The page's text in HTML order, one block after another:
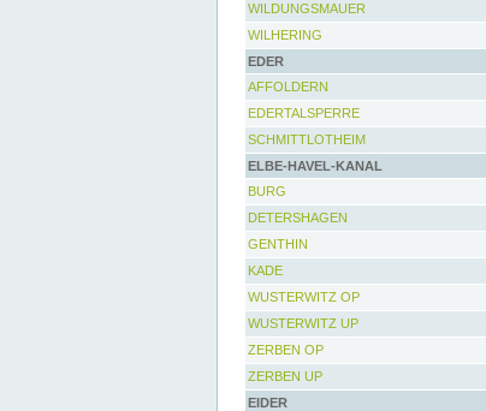
WILDUNGSMAUER
WILHERING
EDER
AFFOLDERN
EDERTALSPERRE
SCHMITTLOTHEIM
ELBE-HAVEL-KANAL
BURG
DETERSHAGEN
GENTHIN
KADE
WUSTERWITZ OP
WUSTERWITZ UP
ZERBEN OP
ZERBEN UP
EIDER